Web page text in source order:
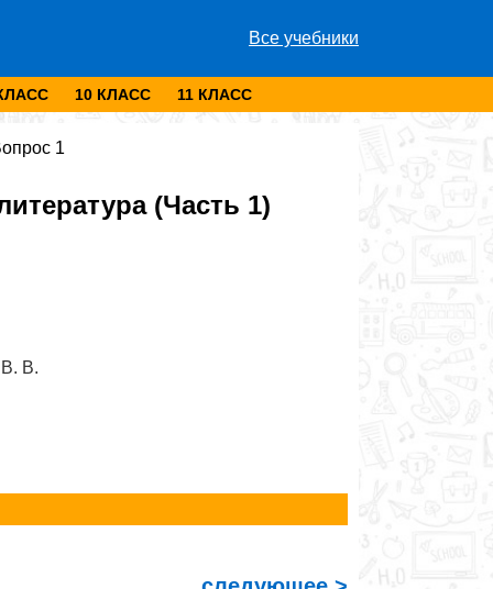
Все учебники
10 КЛАСС 11 КЛАСС
1
(Часть 1)
В.